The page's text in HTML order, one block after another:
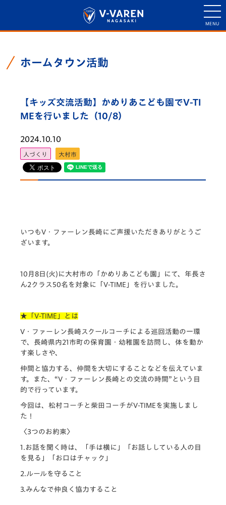
ホームタウン活動
【キッズ交流活動】かめりあこども園でV-TI
MEを行いました（10/8）
2024.10.10
人づくり 大村市
いつもV・ ファーレン長崎にご声援いただきありがとうご
ざいます。
10月8日(火)に大村市の「かめりあこども園」にて、 年長さ
ん2クラス50名を対象に「V-TIME」
を行いました。
★「V-TIME」とは
V・ファーレン長崎スクールコーチによる巡回活動の一環
で、 長崎県内21市町の保育園・幼稚園を訪問し、 体を動か
す楽しさや、
仲間と協力する、仲間を大切にすることなどを伝えていま
す。
また、“V・ファーレン長崎との交流の時間” という目
的で行っています。
今回は、松村コーチと柴田コーチがV-TIMEを実施しまし
た！
〈3つのお約束〉
1.お話を聞く時は、「手は横に」「 お話ししている人の目
を見る」「お口はチャック」
2.ルールを守ること
3.みんなで仲良く協力すること